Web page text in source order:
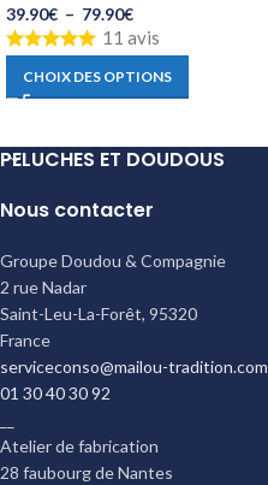
39.90€ – 79.90€
11 avis
CHOIX DES OPTIONS
PELUCHES ET DOUDOUS
Nous contacter
Groupe Doudou & Compagnie
2 rue Nadar
Saint-Leu-La-Forêt, 95320
France
serviceconso@mailou-tradition.com
01 30 40 30 92
Atelier de fabrication
28 faubourg de Nantes